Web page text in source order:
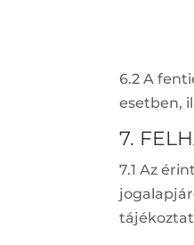
6.2 A
esetben,
7.
7.1 Az